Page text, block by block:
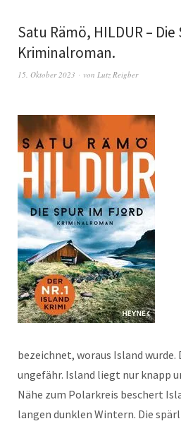
Satu Rämö, HILDUR –
Kriminalroman.
15. Oktober 2023 von Lutz Reigber
bezeichnet, woraus Island
ungefähr. Island liegt nur knapp
Nähe zum Polarkreis beschert
langen dunklen Wintern. Die